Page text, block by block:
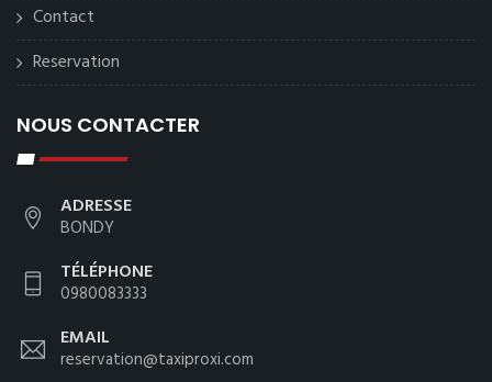
Contact
Reservation
NOUS CONTACTER
ADRESSE
BONDY
TÉLÉPHONE
0980083333
EMAIL
reservation@taxiproxi.com